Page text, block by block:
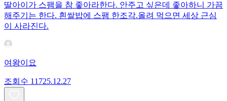
딸아이가 스팸을 참 좋아라한다. 안주고 싶은데 좋아하니 가끔
해주기는 한다. 흰쌀밥에 스팸 한조각.올려 먹으면 세상 근심
이 사라진다.
여왕이요
조회수 11725.12.27